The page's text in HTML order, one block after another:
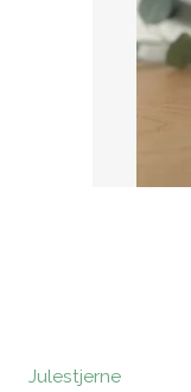
Julestjerne